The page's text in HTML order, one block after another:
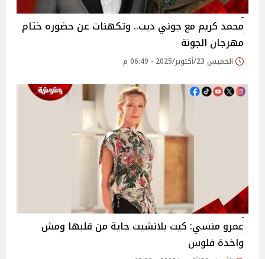
محمد كريم مع جوني ديب.. وتكهنات عن حضوره ختام
مهرجان الجونة
الخميس 23/أكتوبر/2025 - 06:49 م
عمرو منسي: كيت بلانشيت جاية من قلبها ومش
واخدة فلوس